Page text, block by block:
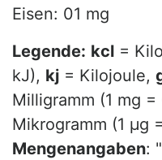
Eisen: 01 mg
Legende: kcl =
kJ), kj = Kilojoule,
Milligramm (1 mg =
Mikrogramm (1 µg
Mengenangaben: "